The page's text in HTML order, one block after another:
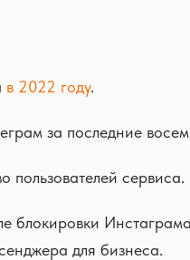
в 2022 году.
за последние
пользователей сервиса.
блокировки
для бизнеса.